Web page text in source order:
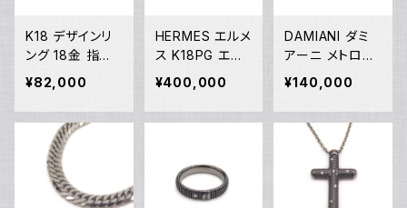
K18 デザインリ
ング 18金 指輪
9号 Y05273
¥82,000
HERMES エルメ
ス K18PG エク
スリブリスPM 1
Pダイヤモンド
ネックレス 18金
¥400,000
DAMIANI ダミ
アーニ メトロポ
リタンドリーム 6
Pダイヤ ブレス
レット 18金 ピン
クゴールド Y05
¥140,000